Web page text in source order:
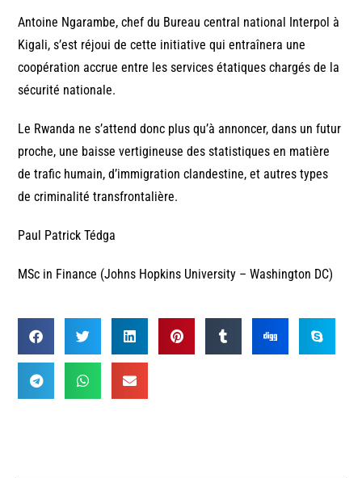
Antoine Ngarambe, chef du Bureau central national Interpol à
Kigali, s’est réjoui de cette initiative qui entraînera une
coopération accrue entre les services étatiques chargés de la
sécurité nationale.
Le Rwanda ne s’attend donc plus qu’à annoncer, dans un futur
proche, une baisse vertigineuse des statistiques en matière
de trafic humain, d’immigration clandestine, et autres types
de criminalité transfrontalière.
Paul Patrick Tédga
MSc in Finance (Johns Hopkins University – Washington DC)